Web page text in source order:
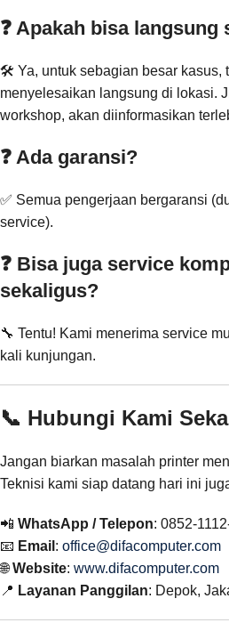
❓ Apakah bisa
🛠️ Ya, untuk sebagian besar kasus,
menyelesaikan langsung di lokasi.
workshop, akan diinformasikan
❓ Ada garansi?
✅ Semua pengerjaan bergaransi
service).
❓ Bisa juga service
sekaligus?
🔧 Tentu! Kami menerima service
kali kunjungan.
📞 Hubungi Kami
Jangan biarkan masalah printer
Teknisi kami siap datang hari ini
📲 WhatsApp / Telepon: 0852-
📧 Email : office@difacomputer.com
🌐Website: www.difacomputer.com
📍 Layanan Panggilan: Depok,